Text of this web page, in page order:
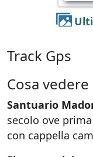
Track Gps
Cosa vedere
Santuario
secolo ove
con cappella